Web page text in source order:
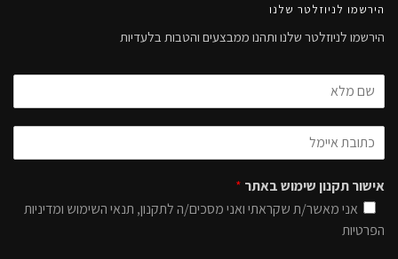
הירשמו לניוזלטר שלנו
הירשמו לניוזלטר שלנו ותהנו ממבצעים והטבות בלעדיות
אישור תקנון שימוש באתר *
אני מאשר/ת שקראתי ואני מסכים/ה לתקנון, תנאי השימוש ומדיניות
הפרטיות